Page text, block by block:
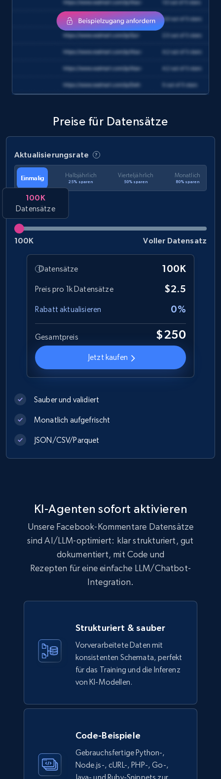
Preise für Datensätze
Aktualisierungsrate
Einmalig Halbjährlich
25% sparen
Vierteljährlich
50% sparen
Monatlich
80% sparen
100K
Datensätze
100K Voller Datensatz
Datensätze 100K
Preis pro 1k Datensätze $2.5
Rabatt aktualisieren 0%
Gesamtpreis $250
Jetzt kaufen
Sauber und validiert
Monatlich aufgefrischt
JSON/CSV/Parquet
KI-Agenten sofort aktivieren
Unsere Facebook-Kommentare Datensätze
sind AI/LLM-optimiert: klar strukturiert, gut
dokumentiert, mit Code und
Rezepten für eine einfache LLM/Chatbot-
Integration.
Strukturiert & sauber
Vorverarbeitete Daten mit
konsistenten Schemata, perfekt
für das Training und die Inferenz
von KI-Modellen.
Code-Beispiele
Gebrauchsfertige Python-,
Node.js-, cURL-, PHP-, Go-,